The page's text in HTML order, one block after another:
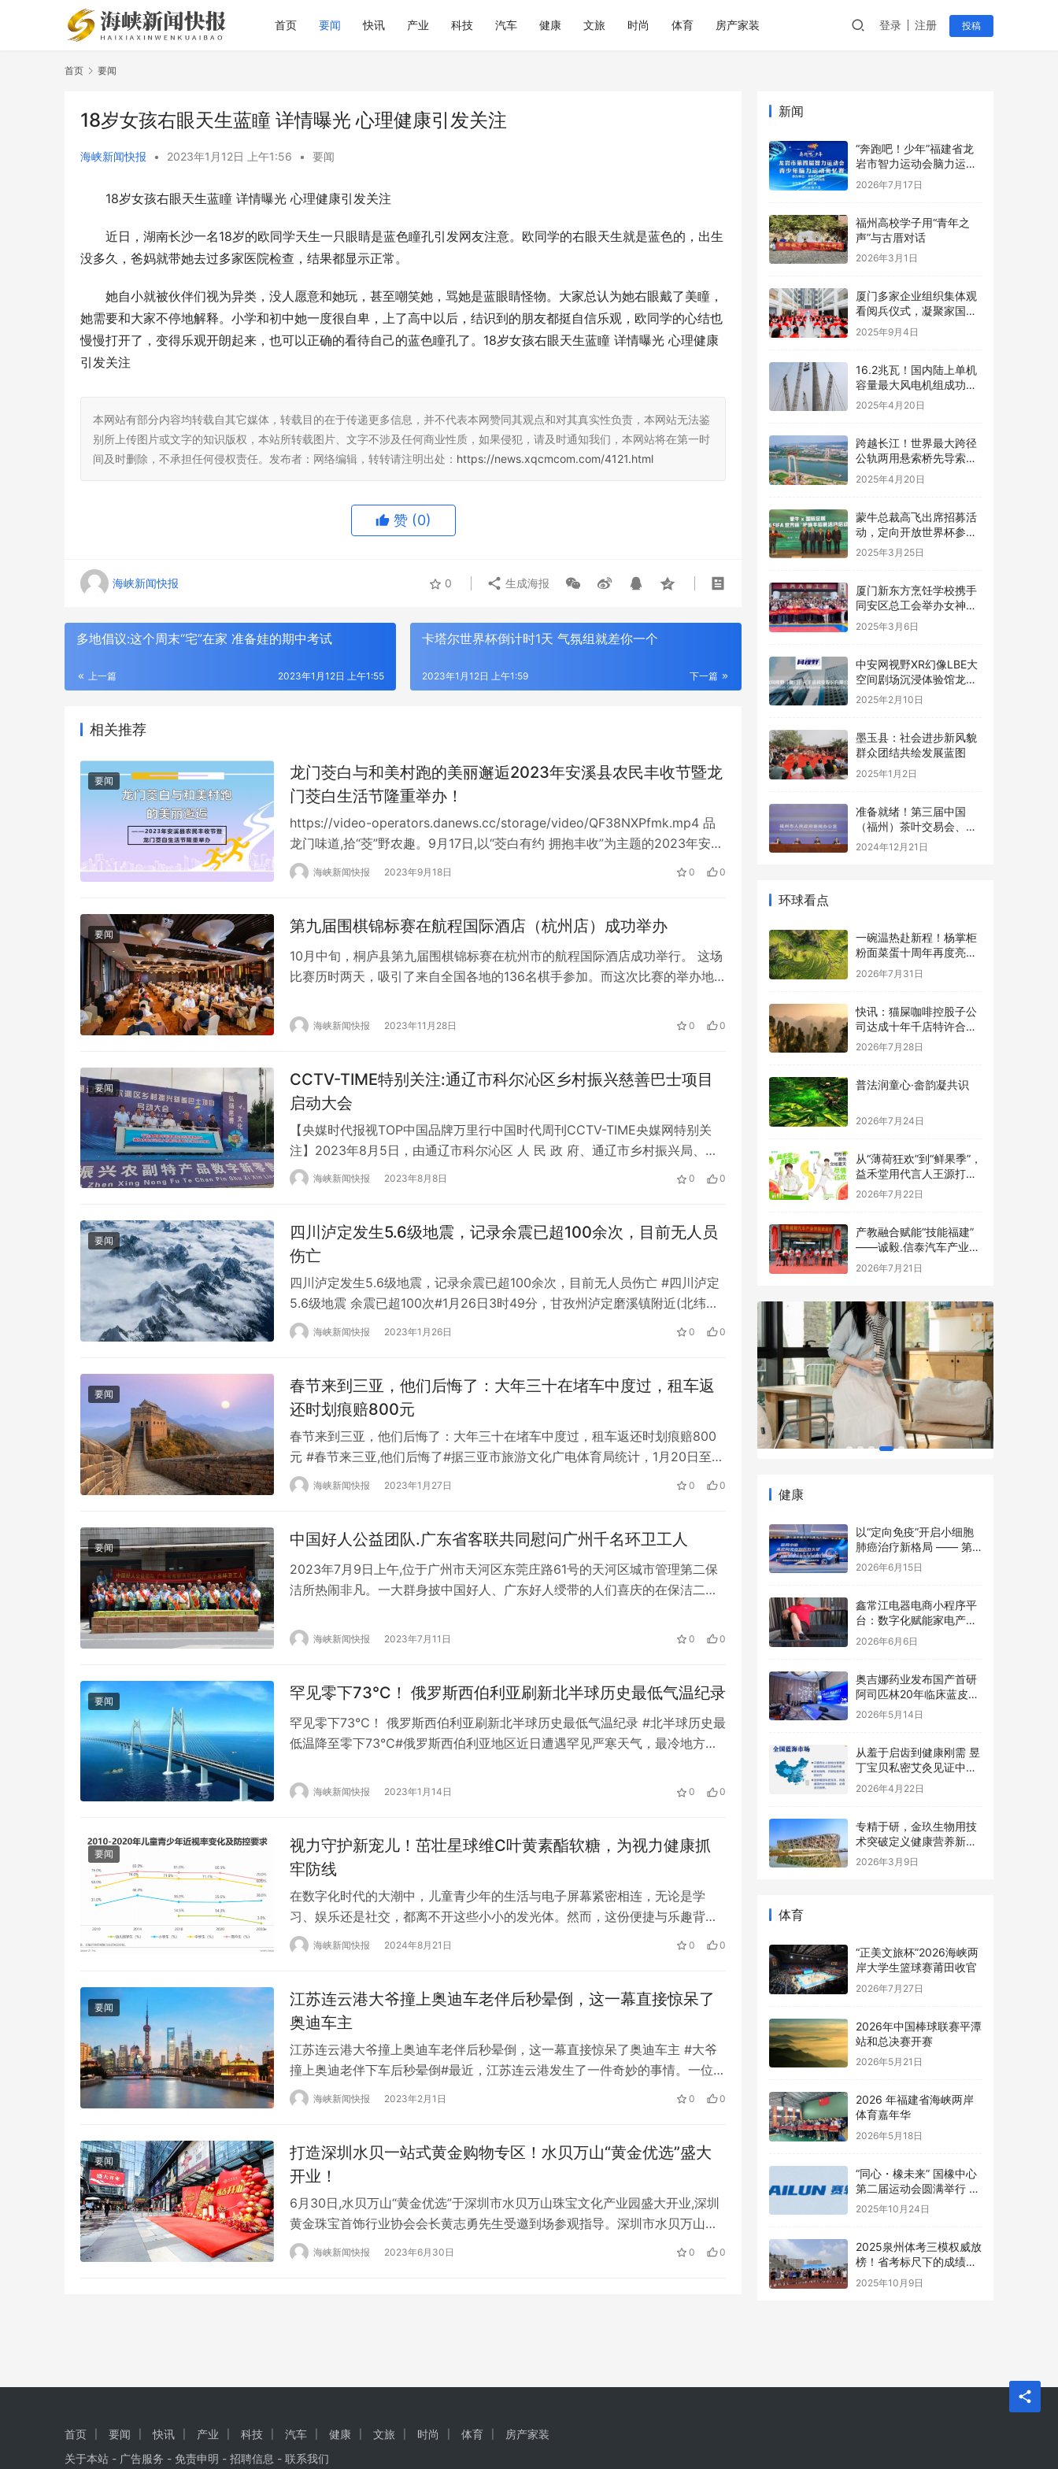
首页 要闻 快讯 产业 科技 汽车 健康 文旅 时尚 体育 房产家装 登录 注册 投稿
首页 要闻
18岁女孩右眼天生蓝瞳 详情曝光 心理健康引发关注
海峡新闻快报 • 2023年1月12日 上午1:56 • 要闻
18岁女孩右眼天生蓝瞳 详情曝光 心理健康引发关注
近日，湖南长沙一名18岁的欧同学天生一只眼睛是蓝色瞳孔引发网友注意。欧同学的右眼天生就是蓝色的，出生
没多久，爸妈就带她去过多家医院检查，结果都显示正常。
她自小就被伙伴们视为异类，没人愿意和她玩，甚至嘲笑她，骂她是蓝眼睛怪物。大家总认为她右眼戴了美瞳，
她需要和大家不停地解释。小学和初中她一度很自卑，上了高中以后，结识到的朋友都挺自信乐观，欧同学的心结也
慢慢打开了，变得乐观开朗起来，也可以正确的看待自己的蓝色瞳孔了。18岁女孩右眼天生蓝瞳 详情曝光 心理健康
引发关注
本网站有部分内容均转载自其它媒体，转载目的在于传递更多信息，并不代表本网赞同其观点和对其真实性负责，本网站无法鉴
别所上传图片或文字的知识版权，本站所转载图片、文字不涉及任何商业性质，如果侵犯，请及时通知我们，本网站将在第一时
间及时删除，不承担任何侵权责任。发布者：网络编辑，转转请注明出处： https://news.xqcmcom.com/4121.html
赞 (0)
海峡新闻快报 0 生成海报
多地倡议:这个周末“宅”在家 准备娃的期中考试
上一篇 2023年1月12日 上午1:55
卡塔尔世界杯倒计时1天 气氛组就差你一个
下一篇
2023年1月12日 上午1:59
相关推荐
要闻
龙门茭白与和美村跑的美丽邂逅2023年安溪县农民丰收节暨龙
门茭白生活节隆重举办！
https://video-operators.danews.cc/storage/video/QF38NXPfmk.mp4 品
龙门味道,拾“茭”野农趣。9月17日,以“茭白有约 拥抱丰收”为主题的2023年安溪
县农民丰收节暨龙门茭白生活节在安溪县龙门镇举办,这也是龙门首届茭白生活
海峡新闻快报 2023年9月18日 0 0
要闻 第九届围棋锦标赛在航程国际酒店（杭州店）成功举办
10月中旬，桐庐县第九届围棋锦标赛在杭州市的航程国际酒店成功举行。 这场
比赛历时两天，吸引了来自全国各地的136名棋手参加。而这次比赛的举办地
为参赛选手们提供了舒适的住宿环境，并以贴心细致的服务赢得了选手们的一
致赞赏。 航程国际酒店（杭州店）位于杭州市，是一家拥有良好声誉和高品质
海峡新闻快报 2023年11月28日 0 0
要闻
CCTV-TIME特别关注:通辽市科尔沁区乡村振兴慈善巴士项目
启动大会
【央媒时代报视TOP中国品牌万里行中国时代周刊CCTV-TIME央媒网特别关
注】2023年8月5日，由通辽市科尔沁区 人 民 政 府、通辽市乡村振兴局、中
善通（北京）文化发展有限公司共同主办，通辽市科尔沁区乡村振兴局承办的
海峡新闻快报 2023年8月8日 0 0
要闻
四川泸定发生5.6级地震，记录余震已超100余次，目前无人员
伤亡
四川泸定发生5.6级地震，记录余震已超100余次，目前无人员伤亡 #四川泸定
5.6级地震 余震已超100次#1月26日3时49分，甘孜州泸定磨溪镇附近(北纬
29.63度，东经102.01度)发生5.6级地震，震源深度11千米，位于9.5泸定地震
海峡新闻快报 2023年1月26日 0 0
要闻
春节来到三亚，他们后悔了：大年三十在堵车中度过，租车返
还时划痕赔800元
春节来到三亚，他们后悔了：大年三十在堵车中度过，租车返还时划痕赔800
元 #春节来三亚,他们后悔了#据三亚市旅游文化广电体育局统计，1月20日至1
月23日，三亚各景区共接待游客60.14万人次。海南省交通运输厅也发布数
吐…
海峡新闻快报 2023年1月27日 0 0
要闻 中国好人公益团队.广东省客联共同慰问广州千名环卫工人
2023年7月9日上午,位于广州市天河区东莞庄路61号的天河区城市管理第二保
洁所热闹非凡。一大群身披中国好人、广东好人绶带的人们喜庆的在保洁二所
在门前摆放着上千箱清凉饮料,这是个什么场景呢? 原来,这又是那支广州市民越
来越熟悉的巫金星中国好人公益团队,携手广东省客联集中慰问天河区城市管
海峡新闻快报 2023年7月11日 0 0
要闻 罕见零下73℃！ 俄罗斯西伯利亚刷新北半球历史最低气温纪录
罕见零下73℃！ 俄罗斯西伯利亚刷新北半球历史最低气温纪录 #北半球历史最
低温降至零下73℃#俄罗斯西伯利亚地区近日遭遇罕见严寒天气，最冷地方气
被称为“世界之寒”的奥伊米亚康的气温达到了零下60。 据当地水文气象和环境
海峡新闻快报 2023年1月14日 0 0
要闻
视力守护新宠儿！茁壮星球维C叶黄素酯软糖，为视力健康抓
牢防线
在数字化时代的大潮中，儿童青少年的生活与电子屏幕紧密相连，无论是学
习、娱乐还是社交，都离不开这些小小的发光体。然而，这份便捷与乐趣背
后，却隐藏着对儿童青少年视力健康的潜在威胁。长时间盯着屏幕，不仅容易
趋势，低龄化趋势尤为…
海峡新闻快报 2024年8月21日 0 0
要闻
江苏连云港大爷撞上奥迪车老伴后秒晕倒，这一幕直接惊呆了
奥迪车主
江苏连云港大爷撞上奥迪车老伴后秒晕倒，这一幕直接惊呆了奥迪车主 #大爷
撞上奥迪老伴下车后秒晕倒#最近，江苏连云港发生了一件奇妙的事情。一位
68岁的老大爷开车迎面撞上了一辆停在路边的奥迪。事故发生后，后座的妻子
保险杠严重受…
海峡新闻快报 2023年2月1日 0 0
要闻
打造深圳水贝一站式黄金购物专区！水贝万山“黄金优选”盛大
开业！
6月30日,水贝万山“黄金优选”于深圳市水贝万山珠宝文化产业园盛大开业,深圳
黄金珠宝首饰行业协会会长黄志勇先生受邀到场参观指导。深圳市水贝万山珠
宝产业发展有限公司执行董事刘佐忠先生、总经理陈晔平女士,乾瑞珠宝、恒祥
宝库、金钰福珠宝、展福珠宝等入驻黄金企业参加开业仪式。社会各界嘉宾、
海峡新闻快报 2023年6月30日 0 0
新闻
“奔跑吧！少年”福建省龙
岩市智力运动会脑力运动
奥忆赛创中国新纪录
2026年7月17日
福州高校学子用“青年之
声”与古厝对话
2026年3月1日
厦门多家企业组织集体观
看阅兵仪式，凝聚家国情
怀与奋进力量！
2025年9月4日
16.2兆瓦！国内陆上单机
容量最大风电机组成功吊
装
2025年4月20日
跨越长江！世界最大跨径
公轨两用悬索桥先导索成
功过江
2025年4月20日
蒙牛总裁高飞出席招募活
动，定向开放世界杯参与
名额
2025年3月25日
厦门新东方烹饪学校携手
同安区总工会举办女神节
烘焙体验活动
2025年3月6日
中安网视野XR幻像LBE大
空间剧场沉浸体验馆龙岩
上杭万达广场惊喜开业，
春节畅享沉浸式娱乐新体
2025年2月10日
墨玉县：社会进步新风貌
群众团结共绘发展蓝图
2025年1月2日
准备就绪！第三届中国
（福州）茶叶交易会、第
四届福州茉莉花茶文化节
即将启幕！
2024年12月21日
环球看点
一碗温热赴新程！杨掌柜
粉面菜蛋十周年再度亮相
国家级大屏
2026年7月31日
快讯：猫屎咖啡控股子公
司达成十年千店特许合
作，总授权费2亿元
2026年7月28日
普法润童心·畲韵凝共识
2026年7月24日
从“薄荷狂欢”到“鲜果季”，
益禾堂用代言人王源打造
夏日专属符号
2026年7月22日
产教融合赋能“技能福建”
——诚毅.信泰汽车产业学
院揭牌成立
2026年7月21日
健康
以“定向免疫”开启小细胞
肺癌治疗新格局 —— 第
七届肺癌多学科鹭岛大会
TCE前沿论坛成功举办
2026年6月15日
鑫常江电器电商小程序平
台：数字化赋能家电产
业，开启智慧零售新篇章
2026年6月6日
奥吉娜药业发布国产首研
阿司匹林20年临床蓝皮
书，魏国平：“原研”是历
史坐标，不是终极标准
2026年5月14日
从羞于启齿到健康刚需 昱
丁宝贝私密艾灸见证中国
女性意识觉醒
2026年4月22日
专精于研，金玖生物用技
术突破定义健康营养新高
度
2026年3月9日
体育
“正美文旅杯”​2026海峡两
岸大学生篮球赛莆田收官
2026年7月27日
2026年中国棒球联赛平潭
站和总决赛开赛
2026年5月21日
2026 年福建省海峡两岸
体育嘉年华
2026年5月18日
“同心・橡未来” 国橡中心
第二届运动会圆满举行 赛
轮健儿尽显风采
2025年10月24日
2025泉州体考三模权威放
榜！省考标尺下的成绩透
视
2025年10月9日
首页 要闻 快讯 产业 科技 汽车 健康 文旅 时尚 体育
房产家装
关于本站 - 广告服务 - 免责申明 - 招聘信息 - 联系我们